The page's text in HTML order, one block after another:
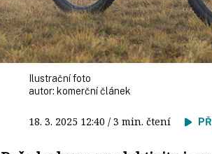
Ilustrační foto
autor: komerční článek
18. 3. 2025 12:40 / 3 min. čtení